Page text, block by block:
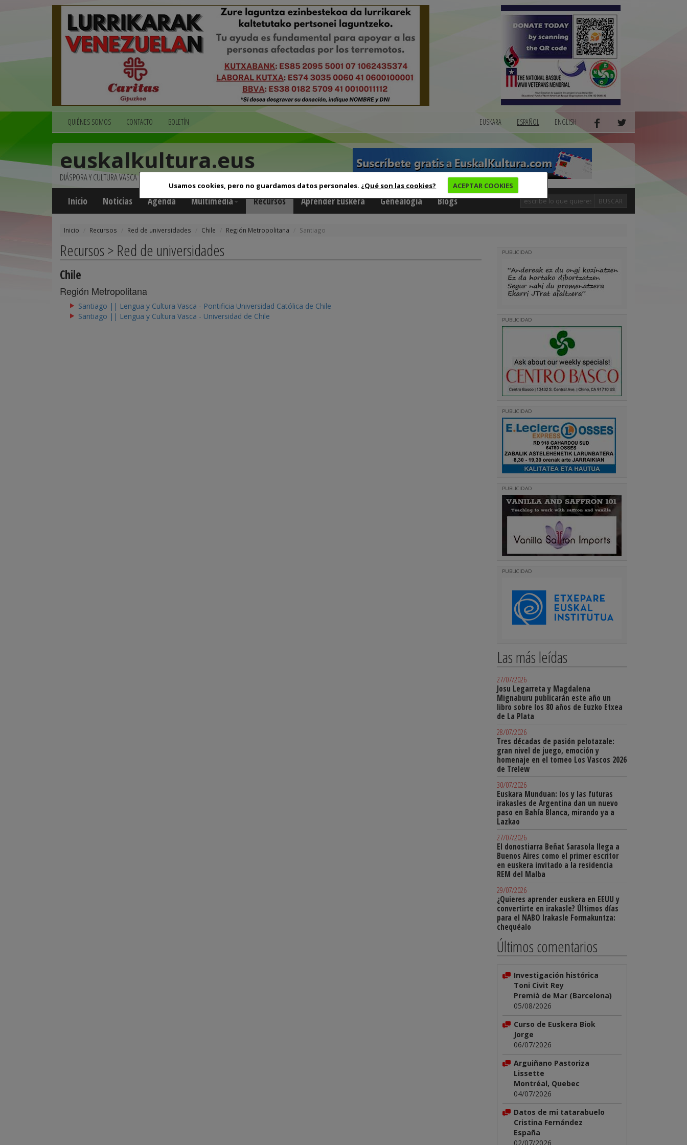
Usamos cookies, pero no guardamos datos personales. ¿Qué son las cookies? ACEPTAR COOKIES
QUIÉNES SOMOS CONTACTO BOLETÍN EUSKARA ESPAÑOL ENGLISH
euskalkultura.eus
DIÁSPORA Y CULTURA VASCA
Inicio Noticias Agenda Multimedia Recursos Aprender Euskera Genealogía Blogs BUSCAR
Inicio Recursos Red de universidades Chile Región Metropolitana Santiago
Recursos > Red de universidades
Chile
Región Metropolitana
Santiago || Lengua y Cultura Vasca - Pontificia Universidad Católica de Chile
Santiago || Lengua y Cultura Vasca - Universidad de Chile
PUBLICIDAD
PUBLICIDAD
PUBLICIDAD
PUBLICIDAD
PUBLICIDAD
Las más leídas
27/07/2026
Josu Legarreta y Magdalena
Mignaburu publicarán este año un
libro sobre los 80 años de Euzko Etxea
de La Plata
28/07/2026
Tres décadas de pasión pelotazale:
gran nivel de juego, emoción y
homenaje en el torneo Los Vascos 2026
de Trelew
30/07/2026
Euskara Munduan: los y las futuras
irakasles de Argentina dan un nuevo
paso en Bahía Blanca, mirando ya a
Lazkao
27/07/2026
El donostiarra Beñat Sarasola llega a
Buenos Aires como el primer escritor
en euskera invitado a la residencia
REM del Malba
29/07/2026
¿Quieres aprender euskera en EEUU y
convertirte en irakasle? Últimos días
para el NABO Irakasle Formakuntza:
chequéalo
Últimos comentarios
Investigación histórica
Toni Civit Rey
Premià de Mar (Barcelona)
05/08/2026
Curso de Euskera Biok
Jorge
06/07/2026
Arguiñano Pastoriza
Lissette
Montréal, Quebec
04/07/2026
Datos de mi tatarabuelo
Cristina Fernández
España
02/07/2026